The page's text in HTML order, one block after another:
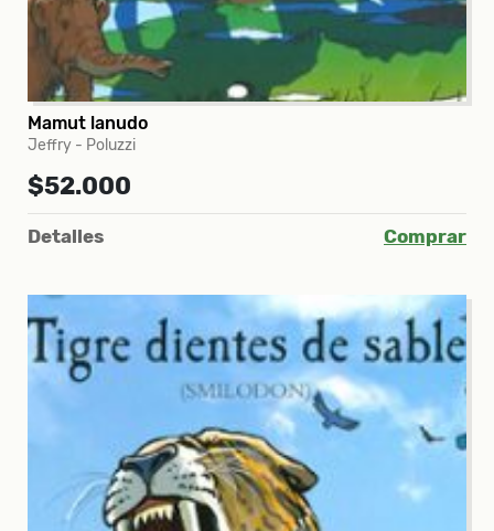
Mamut lanudo
Jeffry - Poluzzi
$52.000
Detalles Comprar